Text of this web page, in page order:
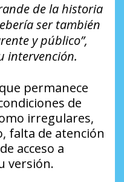
de la historia
ser también
y público”,
intervención.
permanece
de
irregulares,
falta de atención
acceso a
versión.